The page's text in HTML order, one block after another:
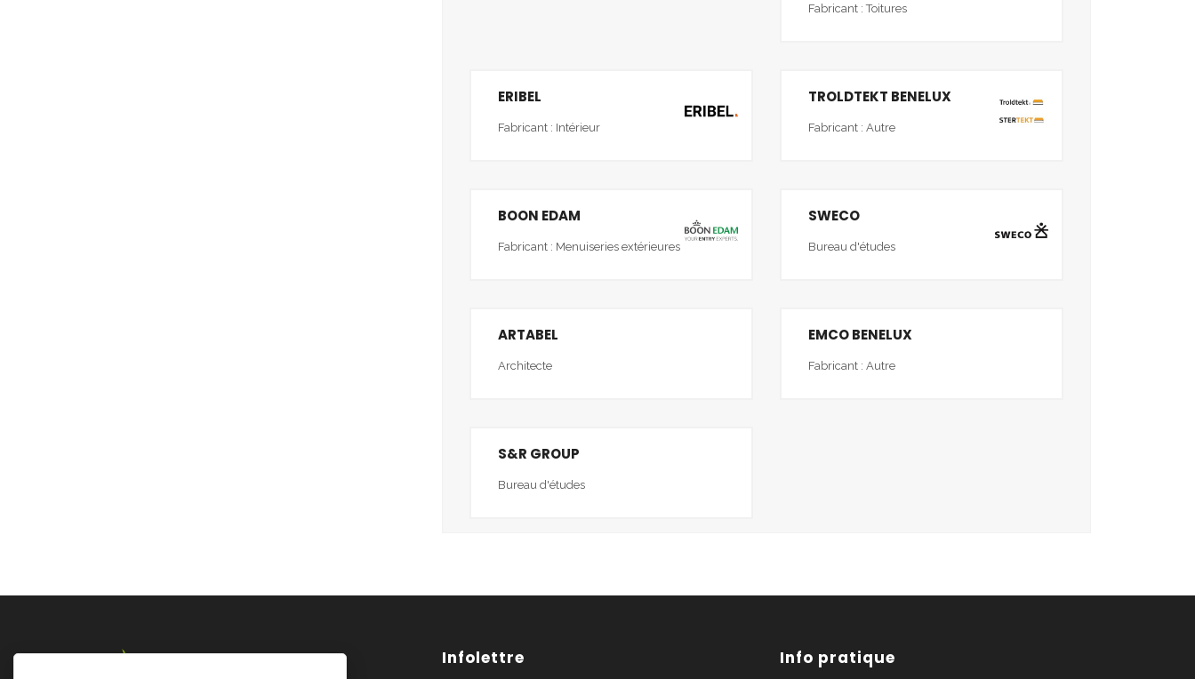
Fabricant : Toitures
ERIBEL
Fabricant : Intérieur
TROLDTEKT BENELUX
Fabricant : Autre
BOON EDAM
Fabricant : Menuiseries extérieures
SWECO
Bureau d'études
ARTABEL
Architecte
EMCO BENELUX
Fabricant : Autre
S&R GROUP
Bureau d'études
Infolettre Info pratique